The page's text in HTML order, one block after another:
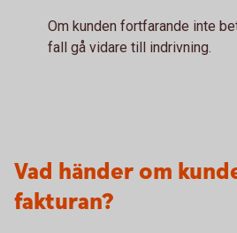
Om kunden fortfarande inte
fall gå vidare till indrivning.
Vad händer om
fakturan?